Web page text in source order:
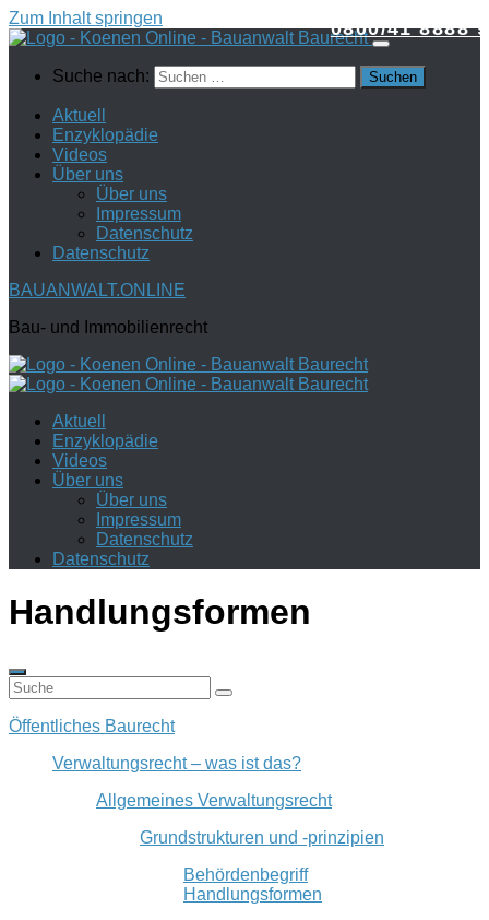
Zum Inhalt springen
Suche nach:
Aktuell
Enzyklopädie
Videos
Über uns
Über uns
Impressum
Datenschutz
Datenschutz
BAUANWALT.ONLINE
Bau- und Immobilienrecht
Aktuell
Enzyklopädie
Videos
Über uns
Über uns
Impressum
Datenschutz
Datenschutz
0800/41 8888 9
Handlungsformen
Öffentliches Baurecht
Verwaltungsrecht – was ist das?
Allgemeines Verwaltungsrecht
Grundstrukturen und -prinzipien
Behördenbegriff
Handlungsformen